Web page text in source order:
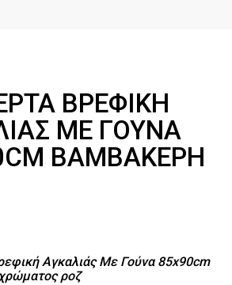
ΒΡΕΦΙΚΉ
ΜΕ ΓΟΎΝΑ
ΒΑΜΒΑΚΕΡΉ
Αγκαλιάς Με Γούνα 85x90cm
ροζ